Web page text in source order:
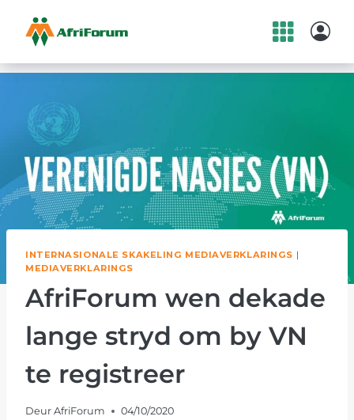
to
INTERNASIONALE SKAKELING MEDIAVERKLARINGS |
MEDIAVERKLARINGS
AfriForum wen dekade
lange stryd om by VN
te registreer
Deur AfriForum 04/10/2020